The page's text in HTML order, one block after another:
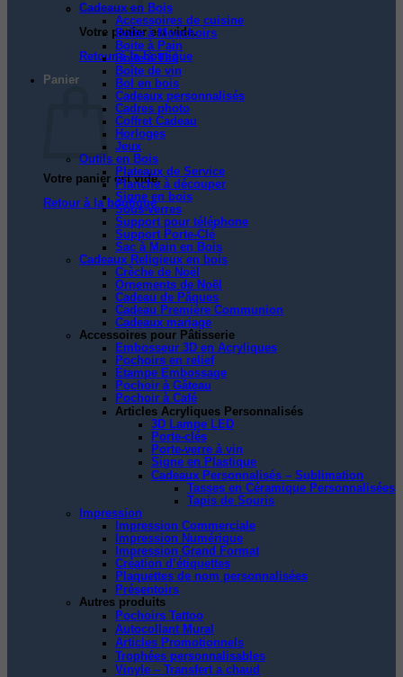
Votre panier est vide.
Retour à la boutique
Panier
Votre panier est vide.
Retour à la boutique
Cadeaux en Bois
Accessoires de cuisine
Boîte à Mouchoirs
Boite à Pain
Boîte à Thé
Boîte de vin
Bol en bois
Cadeaux personnalisés
Cadres photo
Coffret Cadeau
Horloges
Jeux
Outils en Bois
Plateaux de Service
Planche à découper
Signe en bois
Sous-verres
Support pour téléphone
Support Porte-Clé
Sac à Main en Bois
Cadeaux Religieux en bois
Crèche de Noël
Ornements de Noël
Cadeau de Pâques
Cadeau Première Communion
Cadeaux mariage
Accessoires pour Pâtisserie
Embosseur 3D en Acryliques
Pochoirs en relief
Étampe Embossage
Pochoir à Gâteau
Pochoir à Café
Articles Acryliques Personnalisés
3D Lampe LED
Porte-clés
Porte-verre à vin
Signe en Plastique
Cadeaux Personnalisés – Sublimation
Tasses en Céramique Personnalisées
Tapis de Souris
Impression
Impression Commerciale
Impression Numérique
Impression Grand Format
Création d’étiquettes
Plaquettes de nom personnalisées
Présentoirs
Autres produits
Pochoirs Tattoo
Autocollant Mural
Articles Promotionnels
Trophées personnalisables
Vinyle – Transfert a chaud